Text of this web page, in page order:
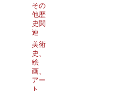
その
他歴
史関
連
美術
史、
絵
画、
アー
ト